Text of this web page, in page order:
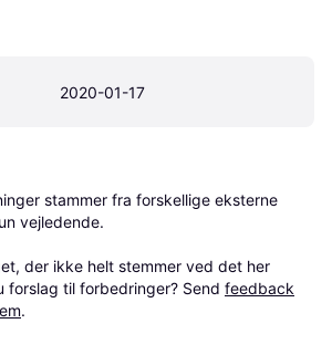
2020-01-17
stammer fra forskellige eksterne
vejledende.
der ikke helt stemmer ved det her
forslag til forbedringer? Send feedback
.